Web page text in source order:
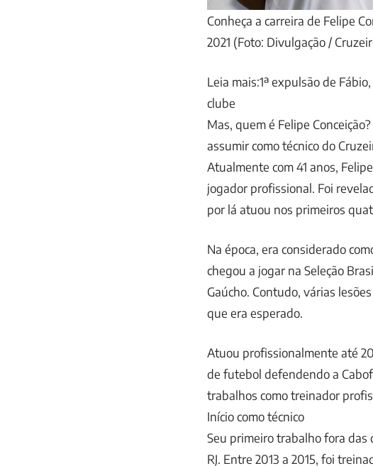
Conheça a carreira de Felipe
2021 (Foto: Divulgação /
Leia mais:1ª expulsão de
clube
Mas, quem é Felipe
assumir como técnico do
Atualmente com 41 anos,
jogador profissional. Foi
por lá atuou nos primeiros
Na época, era considerado
chegou a jogar na Seleção
Gaúcho. Contudo, várias
que era esperado.
Atuou profissionalmente até
de futebol defendendo a
trabalhos como treinador
Início como técnico
Seu primeiro trabalho fora das
RJ. Entre 2013 a 2015, foi